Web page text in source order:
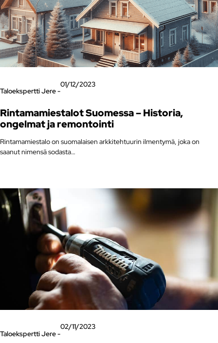
Taloekspertti Jere -
01/12/2023
Rintamamiestalot Suomessa – Historia,
ongelmat ja remontointi
Rintamamiestalo on suomalaisen arkkitehtuurin ilmentymä, joka on
saanut nimensä sodasta…
Taloekspertti Jere -
02/11/2023